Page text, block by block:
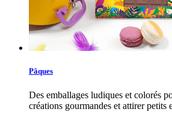
Pâques
Des emballages ludiques et colorés
créations gourmandes et attirer petits